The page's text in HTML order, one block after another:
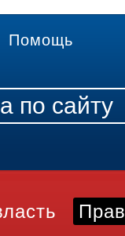
Помощь